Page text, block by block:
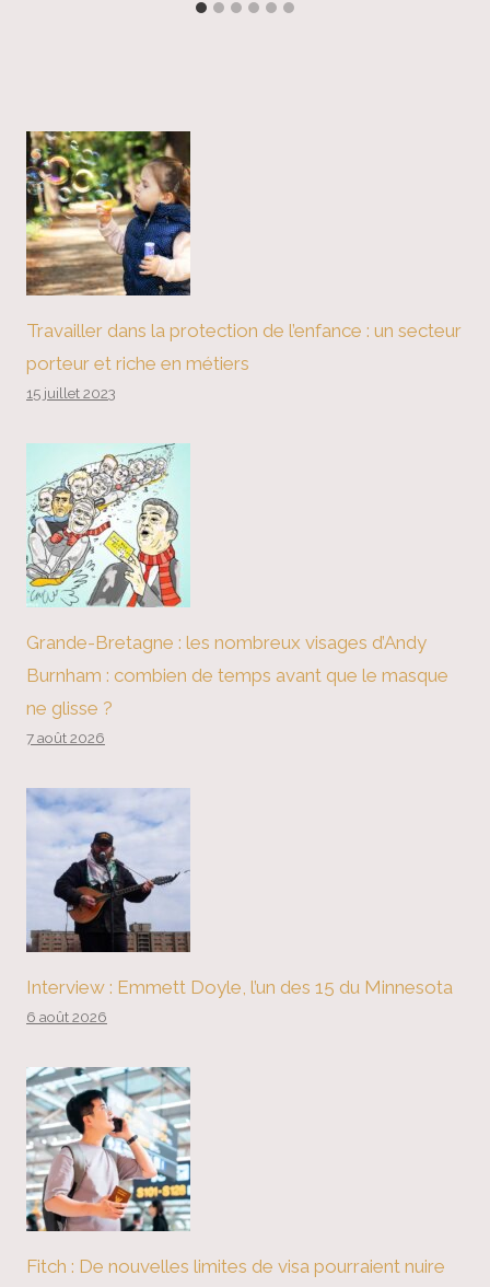
Travailler dans la protection de l’enfance : un secteur
porteur et riche en métiers
15 juillet 2023
Grande-Bretagne : les nombreux visages d’Andy
Burnham : combien de temps avant que le masque
ne glisse ?
7 août 2026
Interview : Emmett Doyle, l’un des 15 du Minnesota
6 août 2026
Fitch : De nouvelles limites de visa pourraient nuire